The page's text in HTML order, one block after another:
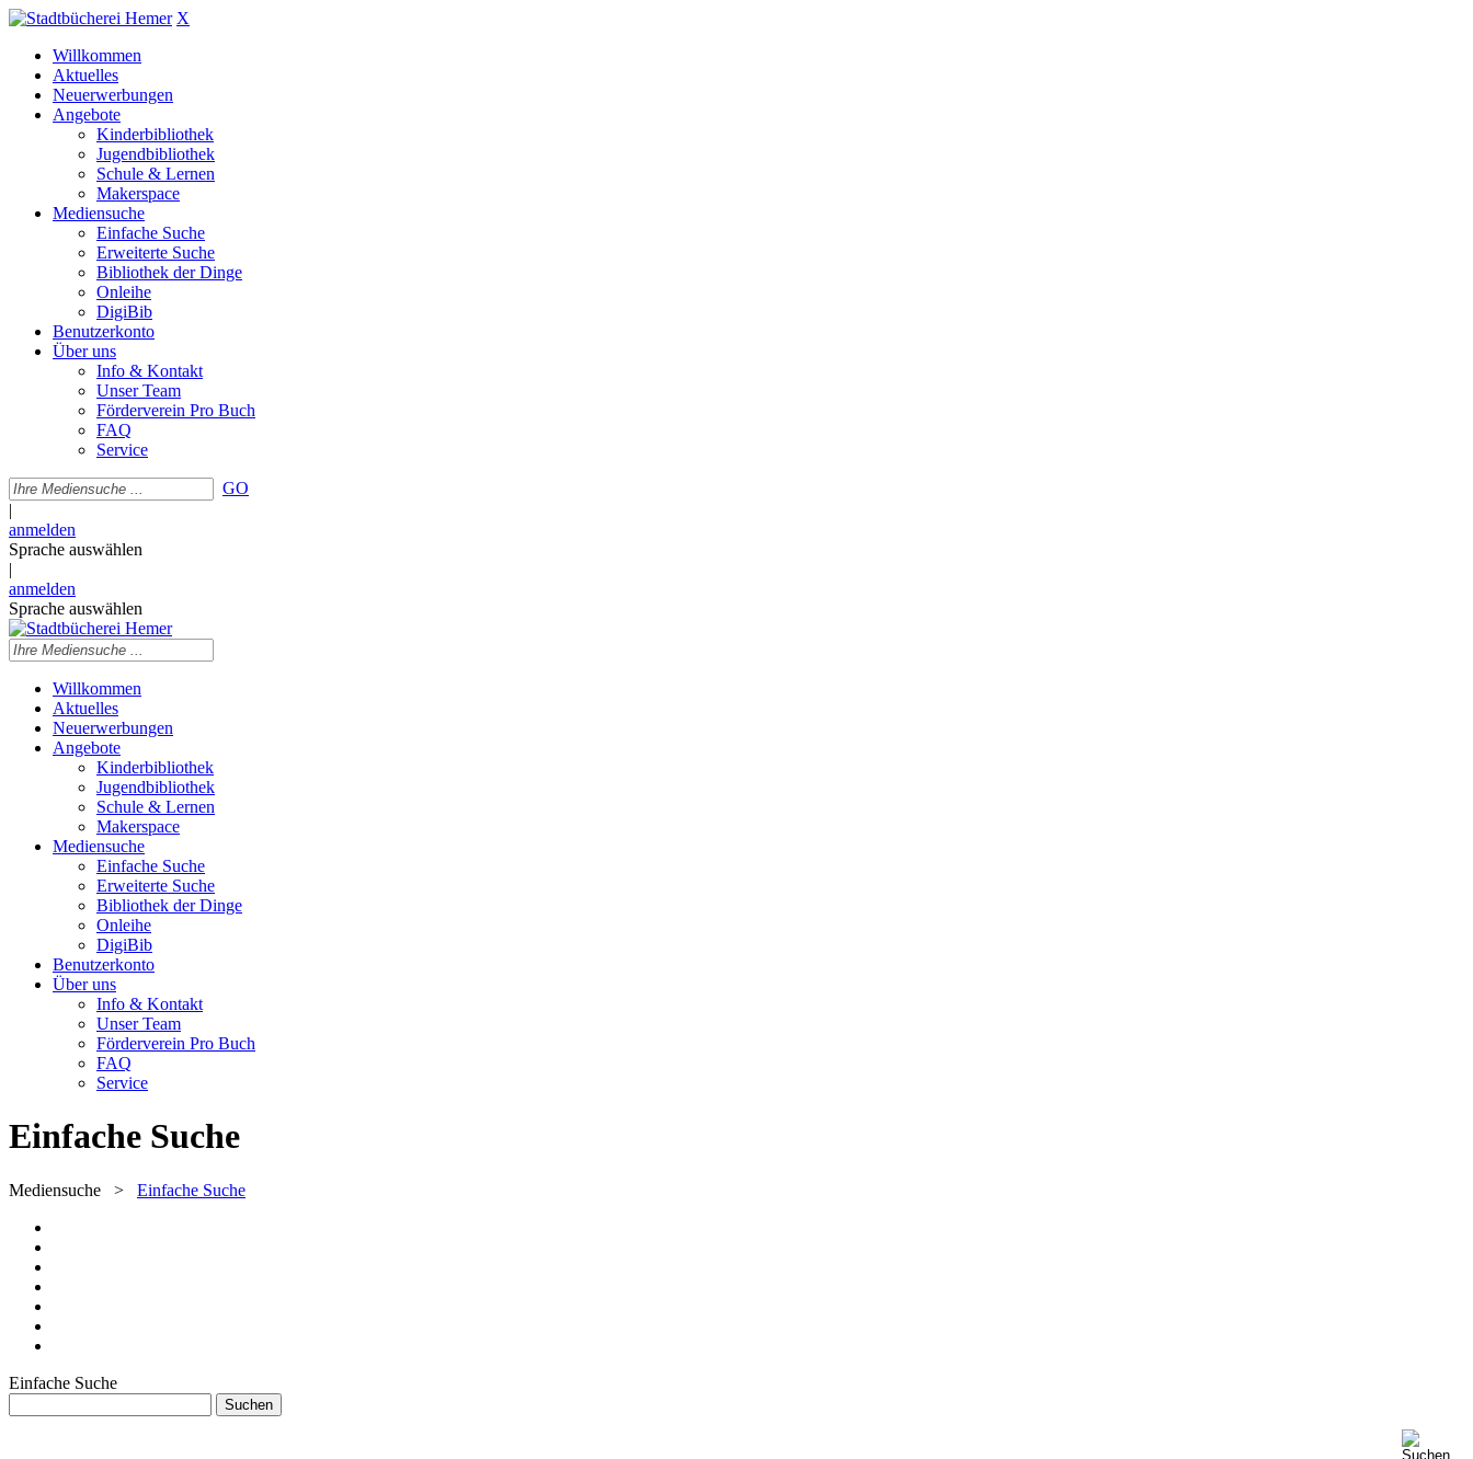
X
Willkommen
Aktuelles
Neuerwerbungen
Angebote
Kinderbibliothek
Jugendbibliothek
Schule & Lernen
Makerspace
Mediensuche
Einfache Suche
Erweiterte Suche
Bibliothek der Dinge
Onleihe
DigiBib
Benutzerkonto
Über uns
Info & Kontakt
Unser Team
Förderverein Pro Buch
FAQ
Service
GO
|
anmelden
Sprache auswählen
|
anmelden
Sprache auswählen
Willkommen
Aktuelles
Neuerwerbungen
Angebote
Kinderbibliothek
Jugendbibliothek
Schule & Lernen
Makerspace
Mediensuche
Einfache Suche
Erweiterte Suche
Bibliothek der Dinge
Onleihe
DigiBib
Benutzerkonto
Über uns
Info & Kontakt
Unser Team
Förderverein Pro Buch
FAQ
Service
Einfache Suche
Mediensuche > Einfache Suche
Einfache Suche